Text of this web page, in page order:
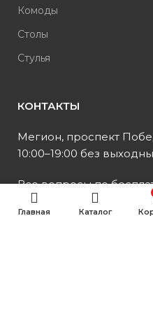
Комоды
Столы
Стулья
КОНТАКТЫ
Мегион, проспект
10:00–19:00 без
Все вопросы по
+7 (982) 229-24-
Главная Каталог